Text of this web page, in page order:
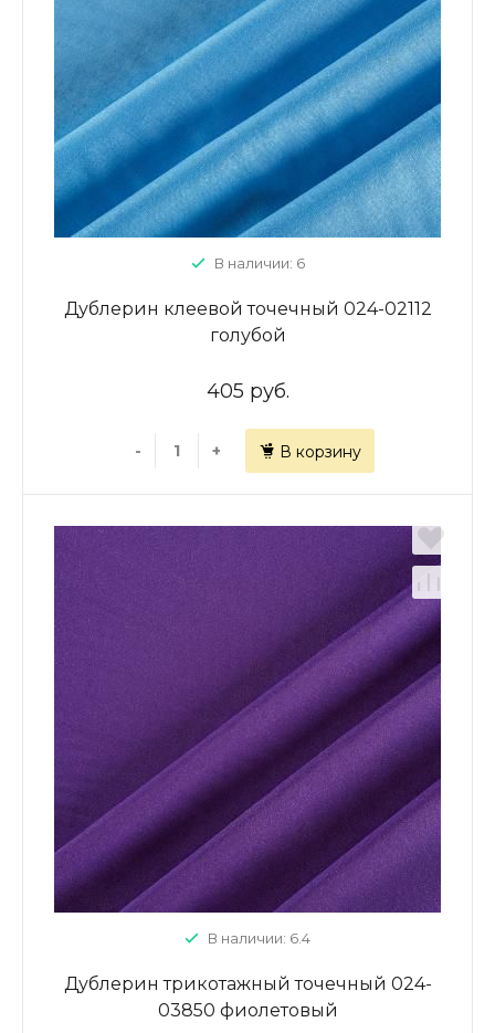
В наличии: 6
Дублерин клеевой точечный 024-02112
голубой
405 руб.
- + В корзину
В наличии: 6.4
Дублерин трикотажный точечный 024-
03850 фиолетовый